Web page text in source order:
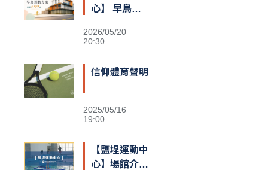
心】 早鳥預
2026/05/20
20:30
信仰體育聲明
2025/05/16
19:00
【鹽埕運動中
心】場館介紹